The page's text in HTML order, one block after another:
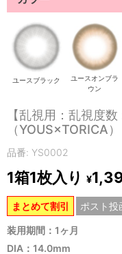
ユースブラック
ユースオンブラ
ウン
【乱視用：乱視度
（YOUS×TORICA）
品番: YS0002
1箱1枚入り ¥
まとめて割引 ポスト投
装用期間：1ヶ月
DIA：14.0mm